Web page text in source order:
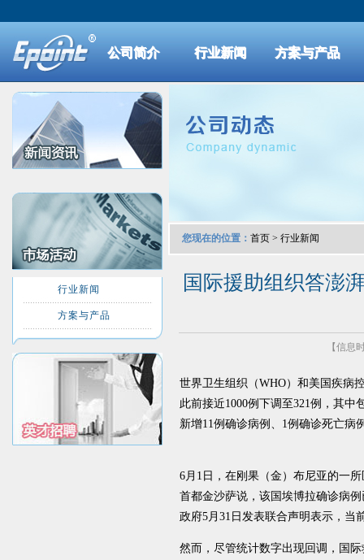
公司简介 行业新闻 方案与产品
行业新闻
方案与产品
您现在的位置： 首页 > 行业新闻
国际援助组织答澎
【信息
世界卫生组织（WHO）和美国疾病
此前接近1000例下调至321例，其
新增11例确诊病例、1例确诊死亡病
6月1日，在刚果（金）布尼亚的一
首都金沙萨说，该国埃博拉确诊病
政府5月31日发表联合声明表示，当
然而，尽管统计数字出现回调，国